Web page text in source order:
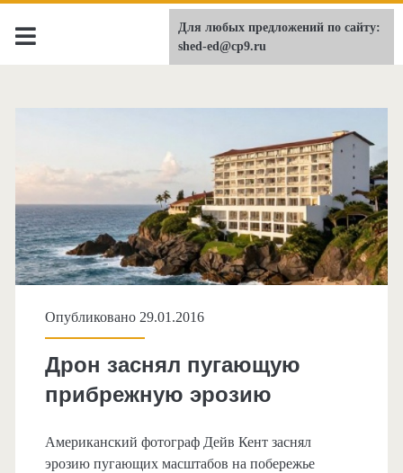
shed-ed.ru
Метка:
Опубликовано 29.01.2016
Дрон заснял пугающую
прибрежную эрозию
Американский фотограф Дейв Кент заснял
эрозию пугающих масштабов на побережье
Для любых предложений по сайту:
shed-ed@cp9.ru